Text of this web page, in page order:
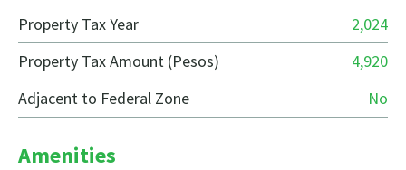
Property Tax Year
2,024
Property Tax Amount (Pesos)
4,920
Adjacent to Federal Zone
No
Amenities